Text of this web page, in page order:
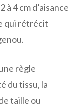
à 4 cm d’aisance
qui rétrécit
règle
du tissu, la
taille ou